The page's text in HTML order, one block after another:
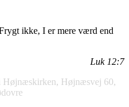
ikke, I er mere værd end
Luk 12:7
Højnæskirken, Højnæsvej 60,